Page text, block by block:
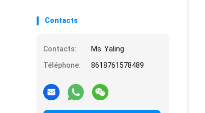
Contacts
Contacts:
Ms. Yaling
Téléphone:
8618761578489